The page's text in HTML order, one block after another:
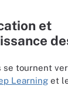
et
se tournent
Learning et